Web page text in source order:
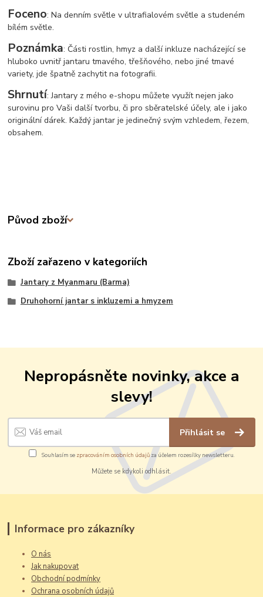
Foceno: Na denním světle v ultrafialovém světle a studeném
bílém světle.
Poznámka: Části rostlin, hmyz a další inkluze nacházející se
hluboko uvnitř jantaru tmavého, třešňového, nebo jiné tmavé
variety, jde špatně zachytit na fotografii.
Shrnutí: Jantary z mého e-shopu můžete využít nejen jako
surovinu pro Vaši další tvorbu, či pro sběratelské účely, ale i jako
originální dárek. Každý jantar je jedinečný svým vzhledem, řezem,
obsahem.
Původ zboží
Zboží zařazeno v kategoriích
Jantary z Myanmaru (Barma)
Druhohorní jantar s inkluzemi a hmyzem
Nepropásněte novinky, akce a
slevy!
Přihlásit se
Souhlasím se zpracováním osobních údajůza účelem rozesílky newsletteru.
Můžete se kdykoli odhlásit.
Informace pro zákazníky
O nás
Jak nakupovat
Obchodní podmínky
Ochrana osobních údajů